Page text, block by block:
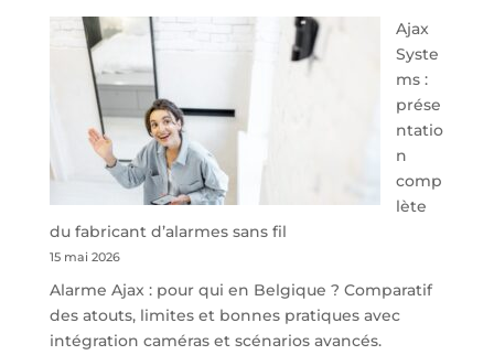
À
40
minutes
de
Namur,
Steveny
Park
redessine
de
parking
sécurisé
à
l’aéroport
Ajax
Syste
ms :
prése
ntatio
n
comp
lète
du fabricant d’alarmes sans fil
15 mai 2026
Alarme Ajax : pour qui en Belgique ? Comparatif
des atouts, limites et bonnes pratiques avec
intégration caméras et scénarios avancés.